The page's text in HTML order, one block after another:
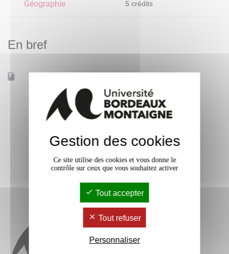
Géographie 5 crédits
En bref
Gestion des cookies
Ce site utilise des cookies et vous donne le
contrôle sur ceux que vous souhaitez activer
Tout accepter
Tout refuser
Personnaliser